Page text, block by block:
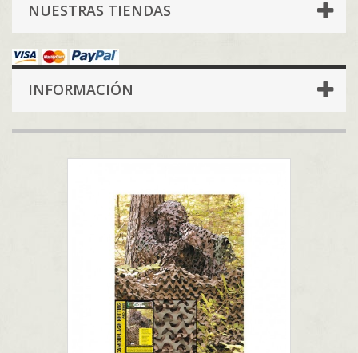
NUESTRAS TIENDAS
INFORMACIÓN